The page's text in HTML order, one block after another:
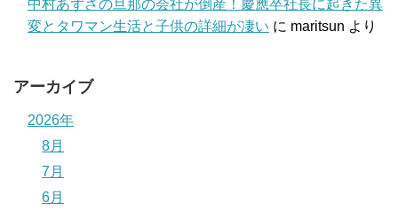
中村あずさの旦那の会社が倒産！慶應卒社長に起きた異
変とタワマン生活と子供の詳細が凄い に maritsun より
アーカイブ
2026年
8月
7月
6月